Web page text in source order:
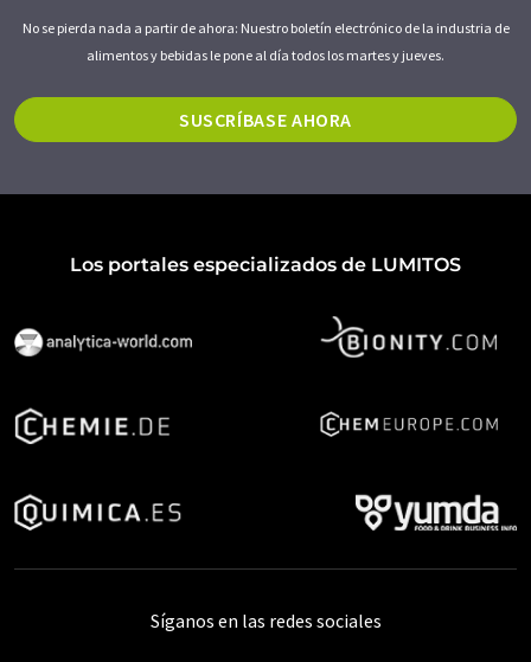
No se pierda nada a partir de ahora: Nuestro boletín electrónico de la industria de
alimentos y bebidas le pone al día todos los martes y jueves.
SUSCRÍBASE AHORA
Los portales especializados de LUMITOS
Síganos en las redes sociales